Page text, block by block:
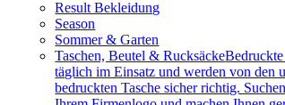
Result Bekleidung
Season
Sommer & Garten
Taschen, Beutel & Rucksäcke
täglich im Einsatz und werden von den
bedruckten Tasche sicher richtig.